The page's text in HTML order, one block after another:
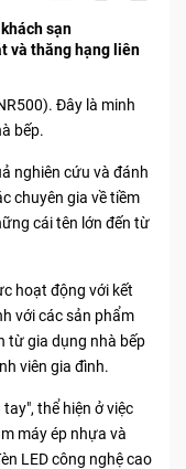
sạn
và thăng hạng liên
Đây là minh
bếp.
nghiên cứu và đánh
chuyên gia về tiềm
cái tên lớn đến từ
hoạt động với kết
với các sản phẩm
từ gia dụng nhà bếp
viên gia đình.
thể hiện ở việc
máy ép nhựa và
LED công nghệ cao